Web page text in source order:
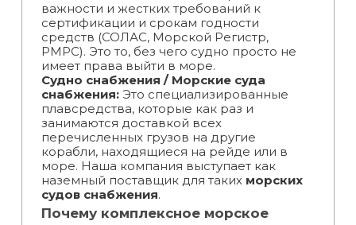
важности и жестких требований к
сертификации и срокам годности
средств (СОЛАС, Морской Регистр,
РМРС). Это то, без чего судно просто не
имеет права выйти в море.
Судно снабжения / Морские суда
снабжения:Это специализированные
плавсредства, которые как раз и
занимаются доставкой всех
перечисленных грузов на другие
корабли, находящиеся на рейде или в
море. Наша компания выступает как
наземный поставщик для таких морских
судов снабжения.
Почему комплексное морское